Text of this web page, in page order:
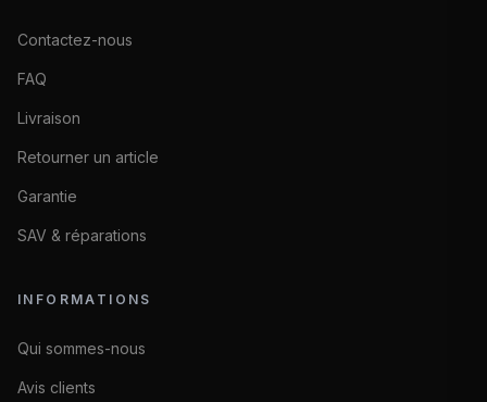
Contactez-nous
FAQ
Livraison
Retourner un article
Garantie
SAV & réparations
INFORMATIONS
Qui sommes-nous
Avis clients